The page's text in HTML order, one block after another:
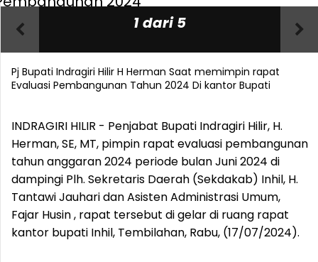
1 dari 5
Pj Bupati Indragiri Hilir H Herman Saat memimpin rapat
Evaluasi Pembangunan Tahun 2024 Di kantor Bupati
INDRAGIRI HILIR - Penjabat Bupati Indragiri Hilir, H.
Herman, SE, MT, pimpin rapat evaluasi pembangunan
tahun anggaran 2024 periode bulan Juni 2024 di
dampingi Plh. Sekretaris Daerah (Sekdakab) Inhil, H.
Tantawi Jauhari dan Asisten Administrasi Umum,
Fajar Husin , rapat tersebut di gelar di ruang rapat
kantor bupati Inhil, Tembilahan, Rabu, (17/07/2024).